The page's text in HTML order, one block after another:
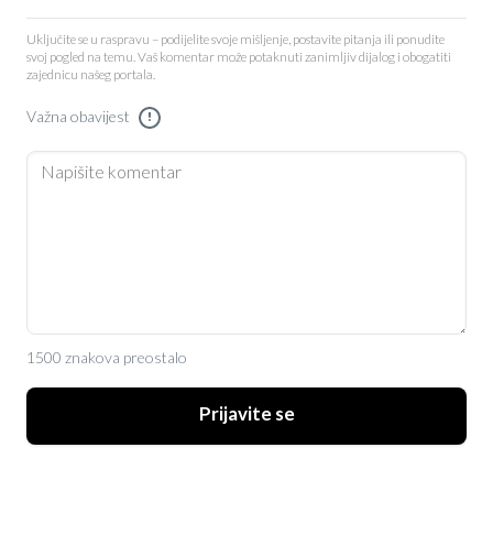
Uključite se u raspravu – podijelite svoje mišljenje, postavite pitanja ili ponudite
svoj pogled na temu. Vaš komentar može potaknuti zanimljiv dijalog i obogatiti
zajednicu našeg portala.
Važna obavijest !
1500 znakova preostalo
Prijavite se